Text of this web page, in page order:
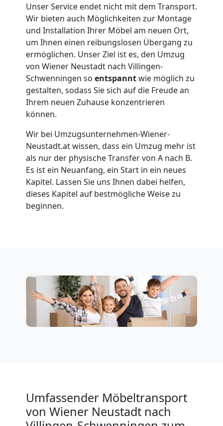
Unser Service endet nicht mit dem Transport.
Wir bieten auch Möglichkeiten zur Montage
und Installation Ihrer Möbel am neuen Ort,
um Ihnen einen reibungslosen Übergang zu
ermöglichen. Unser Ziel ist es, den Umzug
von Wiener Neustadt nach Villingen-
Schwenningen so entspanntwie möglich zu
gestalten, sodass Sie sich auf die Freude an
Ihrem neuen Zuhause konzentrieren
können.
Wir bei Umzugsunternehmen-Wiener-
Neustadt.at wissen, dass ein Umzug mehr ist
als nur der physische Transfer von A nach B.
Es ist ein Neuanfang, ein Start in ein neues
Kapitel. Lassen Sie uns Ihnen dabei helfen,
dieses Kapitel auf bestmögliche Weise zu
beginnen.
Umfassender Möbeltransport
von Wiener Neustadt nach
Neustadt
Übersiedlung
Wiener
Neustadt
Klaviertransport
Wiener
Neustadt
Neustadt
Tresortransport
Neustadt